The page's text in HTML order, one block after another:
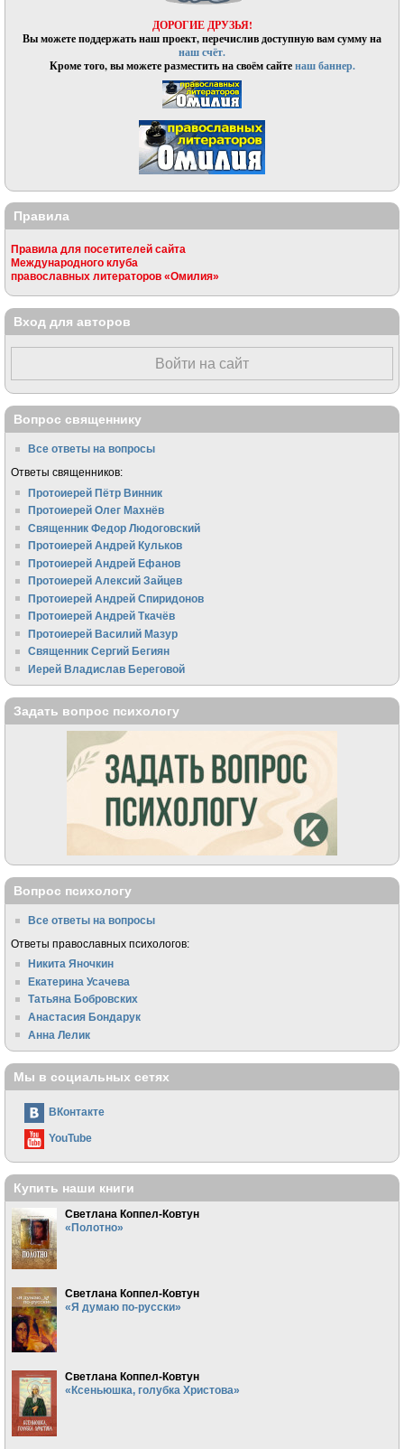
ДОРОГИЕ ДРУЗЬЯ!
Вы можете поддержать наш проект, перечислив доступную вам сумму на
наш счёт.
Кроме того, вы можете разместить на своём сайтенаш баннер.
Правила
Правила для посетителей сайта
Международного клуба
православных литераторов «Омилия»
Вход для авторов
Войти на сайт
Вопрос священнику
Все ответы на вопросы
Ответы священников:
Протоиерей Пётр Винник
Протоиерей Олег Махнёв
Священник Федор Людоговский
Протоиерей Андрей Кульков
Протоиерей Андрей Ефанов
Протоиерей Алексий Зайцев
Протоиерей Андрей Спиридонов
Протоиерей Андрей Ткачёв
Протоиерей Василий Мазур
Священник Сергий Бегиян
Иерей Владислав Береговой
Задать вопрос психологу
Вопрос психологу
Все ответы на вопросы
Ответы православных психологов:
Никита Яночкин
Екатерина Усачева
Татьяна Бобровских
Анастасия Бондарук
Анна Лелик
Мы в социальных сетях
ВКонтакте
YouTube
Купить наши книги
Светлана Коппел-Ковтун
«Полотно»
Светлана Коппел-Ковтун
«Я думаю по-русски»
Светлана Коппел-Ковтун
«Ксеньюшка, голубка Христова»